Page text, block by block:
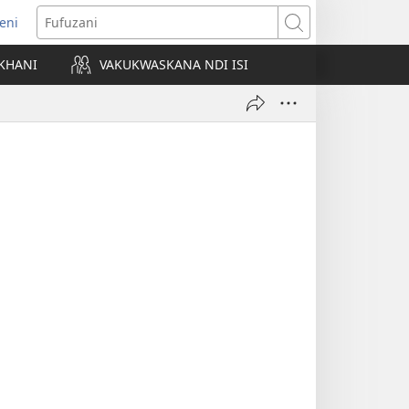
Fufuzani
VAKUKWASKANA NDI ISI